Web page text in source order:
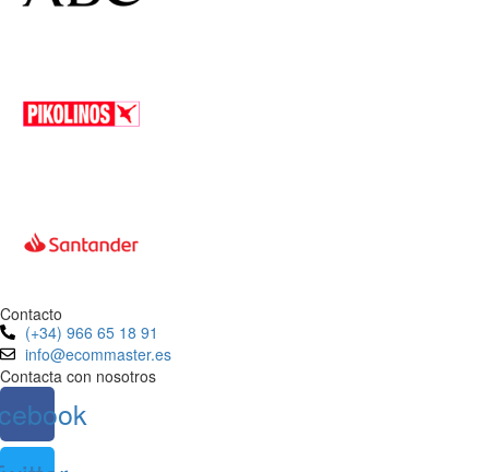
Contacto
(+34) 966 65 18 91
info@ecommaster.es
Contacta con nosotros